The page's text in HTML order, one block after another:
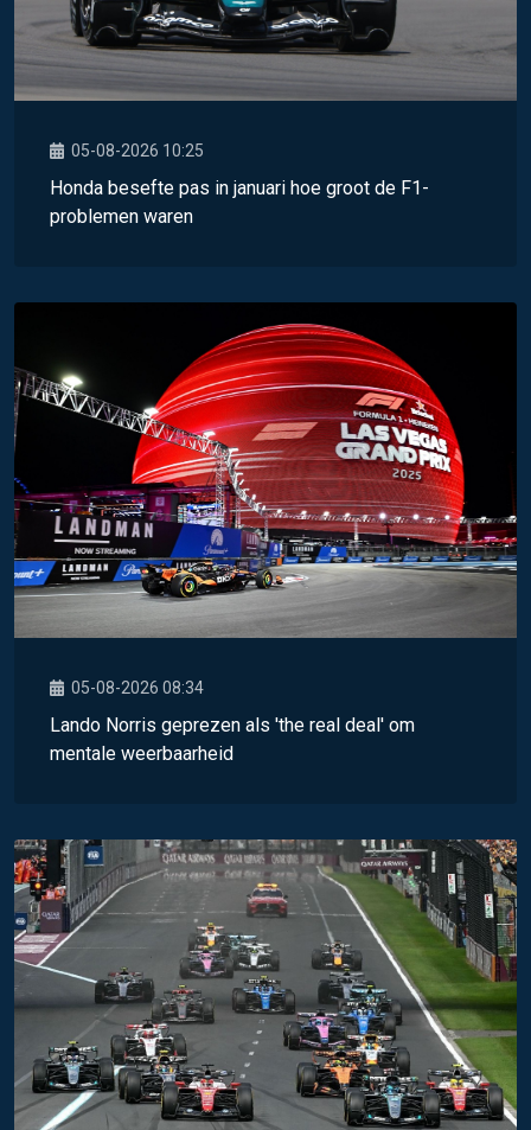
05-08-2026 10:25
Honda besefte pas in januari hoe groot de F1-
problemen waren
05-08-2026 08:34
Lando Norris geprezen als 'the real deal' om
mentale weerbaarheid